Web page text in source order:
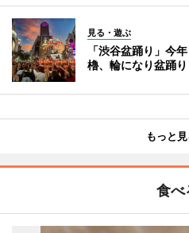
見る・遊ぶ
「渋谷盆踊り」今
櫓、輪になり盆踊り
もっと
食べ